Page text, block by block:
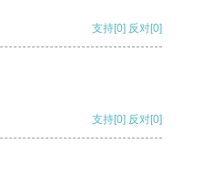
支持[0] 反对[0]
支持[0] 反对[0]